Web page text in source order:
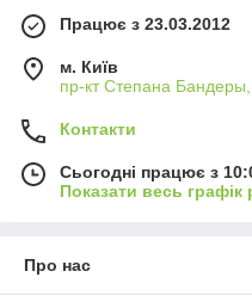
Працює з 23.03.2012
м. Київ
пр-кт Степана Бандеры,
Контакти
Сьогодні працює з
Показати весь графік
Про нас